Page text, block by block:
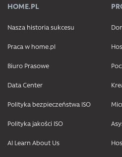
HOME.PL
Nasza historia sukcesu
Praca w home.pl
Biuro Prasowe
Data Center
Polityka bezpieczeństwa ISO
Polityka jakości ISO
AI Learn About Us